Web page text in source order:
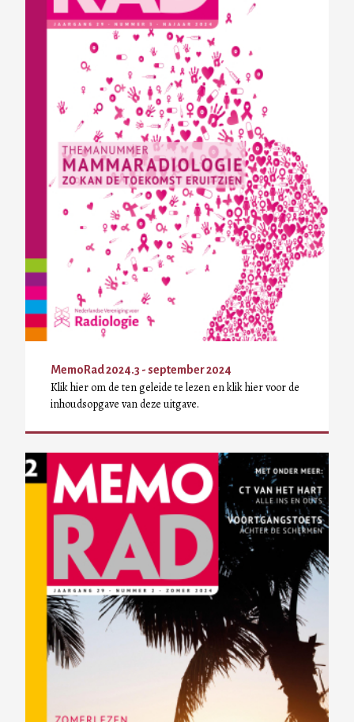
MemoRad 2024.3 - september 2024
Klik hier om de ten geleide te lezen en klik hier voor de
inhoudsopgave van deze uitgave.